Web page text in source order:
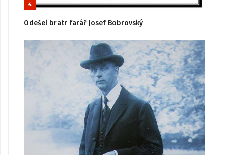
4
Odešel bratr farář Josef Bobrovský